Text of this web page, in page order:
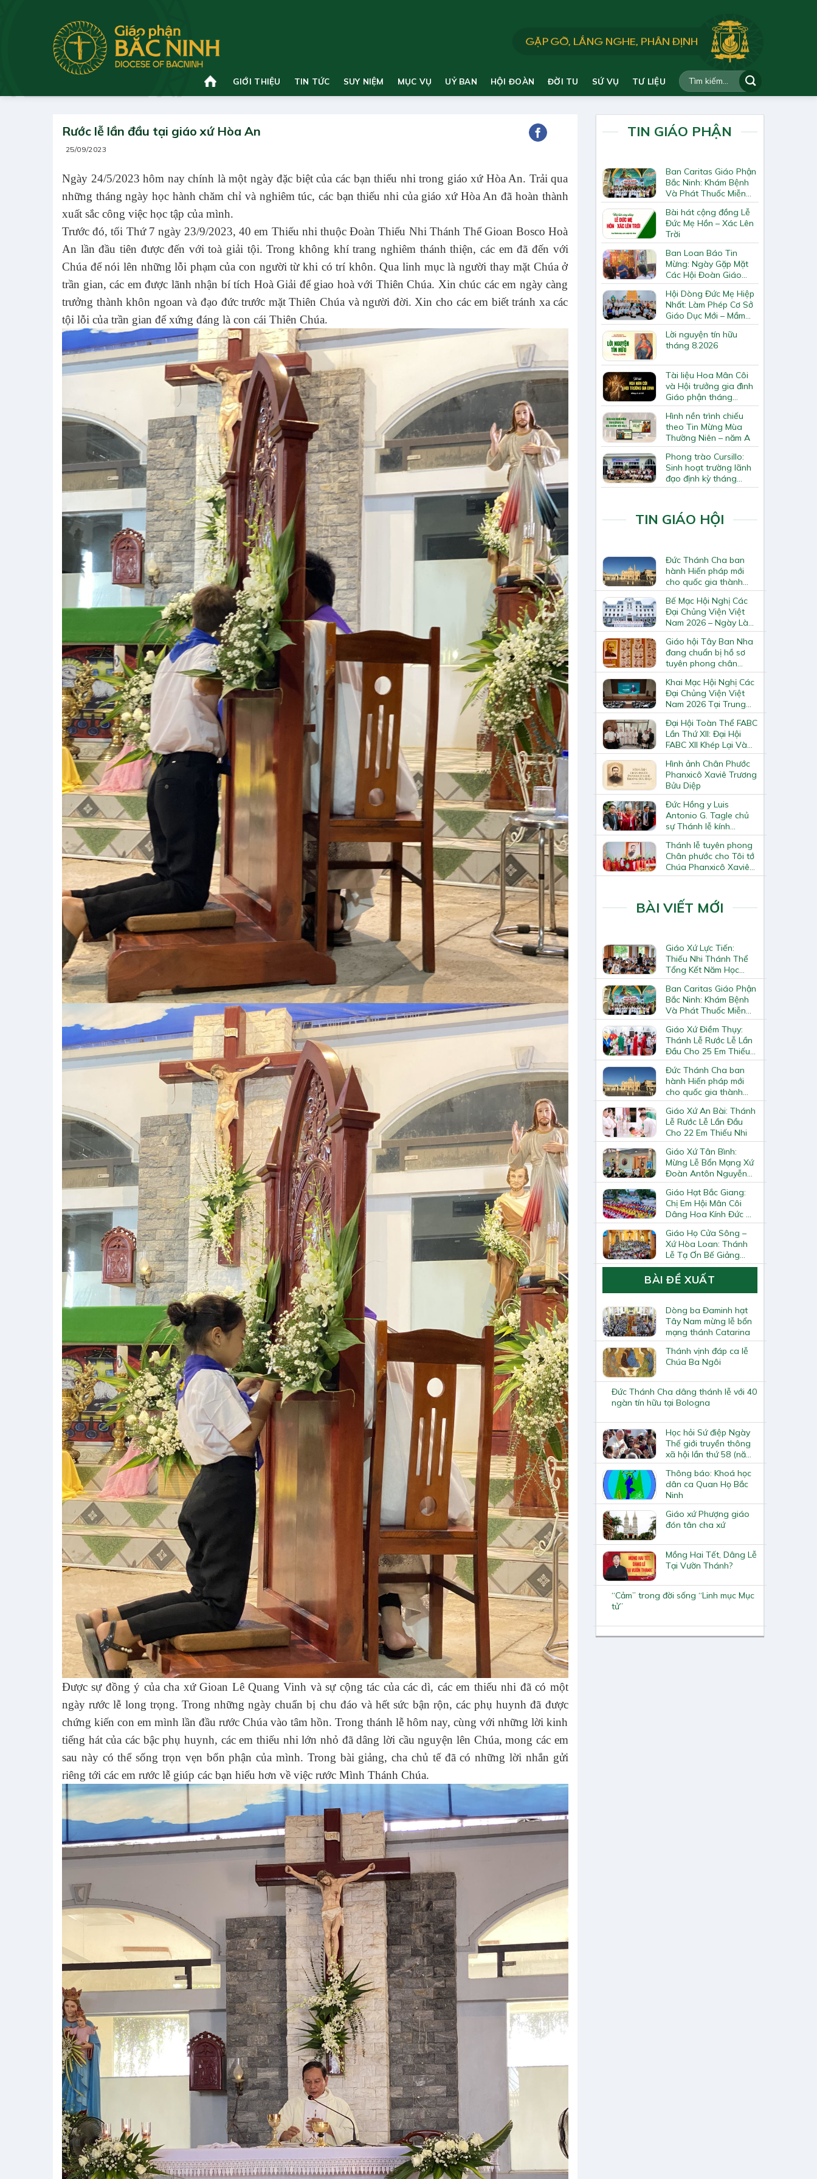
GIỚI THIỆU TIN TỨC SUY NIỆM MỤC VỤ UỶ BAN HỘI ĐOÀN ĐỜI TU SỨ VỤ TƯ LIỆU
Rước lễ lần đầu tại giáo xứ Hòa An
25/09/2023
Ngày 24/5/2023 hôm nay chính là một ngày đặc biệt của các bạn thiếu nhi trong giáo xứ Hòa An. Trải qua
những tháng ngày học hành chăm chỉ và nghiêm túc, các bạn thiếu nhi của giáo xứ Hòa An đã hoàn thành
xuất sắc công việc học tập của mình.
Trước đó, tối Thứ 7 ngày 23/9/2023, 40 em Thiếu nhi thuộc Đoàn Thiếu Nhi Thánh Thể Gioan Bosco Hoà
An lần đầu tiên được đến với toà giải tội. Trong không khí trang nghiêm thánh thiện, các em đã đến với
Chúa để nói lên những lỗi phạm của con người từ khi có trí khôn. Qua linh mục là người thay mặt Chúa ở
trần gian, các em được lãnh nhận bí tích Hoà Giải để giao hoà với Thiên Chúa. Xin chúc các em ngày càng
trưởng thành khôn ngoan và đạo đức trước mặt Thiên Chúa và người đời. Xin cho các em biết tránh xa các
tội lỗi của trần gian để xứng đáng là con cái Thiên Chúa.
Được sự đồng ý của cha xứ Gioan Lê Quang Vinh và sự cộng tác của các dì, các em thiếu nhi đã có một
ngày rước lễ long trọng. Trong những ngày chuẩn bị chu đáo và hết sức bận rộn, các phụ huynh đã được
chứng kiến con em mình lần đầu rước Chúa vào tâm hồn. Trong thánh lễ hôm nay, cùng với những lời kinh
tiếng hát của các bậc phụ huynh, các em thiếu nhi lớn nhỏ đã dâng lời cầu nguyện lên Chúa, mong các em
sau này có thể sống trọn vẹn bổn phận của mình. Trong bài giảng, cha chủ tế đã có những lời nhắn gửi
riêng tới các em rước lễ giúp các bạn hiểu hơn về việc rước Mình Thánh Chúa.
TIN GIÁO PHẬN
Ban Caritas Giáo Phận
Bắc Ninh: Khám Bệnh
Và Phát Thuốc Miễn
Phí Tại Giáo Xứ Đồng
Chương
Bài hát cộng đồng Lễ
Đức Mẹ Hồn – Xác Lên
Trời
Ban Loan Báo Tin
Mừng: Ngày Gặp Mặt
Các Hội Đoàn Giáo
Hạt Bắc Giang
Hội Dòng Đức Mẹ Hiệp
Nhất: Làm Phép Cơ Sở
Giáo Dục Mới – Mầm
Non Thiên Ân
Lời nguyện tín hữu
tháng 8.2026
Tài liệu Hoa Mân Côi
và Hội trưởng gia đình
Giáo phận tháng
8.2026
Hình nền trình chiếu
theo Tin Mừng Mùa
Thường Niên – năm A
Phong trào Cursillo:
Sinh hoạt trường lãnh
đạo định kỳ tháng
7/2026
TIN GIÁO HỘI
Đức Thánh Cha ban
hành Hiến pháp mới
cho quốc gia thành
Vatican
Bế Mạc Hội Nghị Các
Đại Chủng Viện Việt
Nam 2026 – Ngày Làm
Việc Cuối Cùng
Giáo hội Tây Ban Nha
đang chuẩn bị hồ sơ
tuyên phong chân
phước và phong thánh
cho 3.344 vị
Khai Mạc Hội Nghị Các
Đại Chủng Viện Việt
Nam 2026 Tại Trung
Tâm Mục Vụ Giáo
Phận Vinh
Đại Hội Toàn Thể FABC
Lần Thứ XII: Đại Hội
FABC XII Khép Lại Và
Mở Ra Một Hành Trình
Mới Cho Giáo Hội Tại
Châu Á
Hình ảnh Chân Phước
Phanxicô Xaviê Trương
Bửu Diệp
Đức Hồng y Luis
Antonio G. Tagle chủ
sự Thánh lễ kính
Thánh Tô-ma Tông đồ
tại Nhà thờ Chính tòa
Hà Nội
Thánh lễ tuyên phong
Chân phước cho Tôi tớ
Chúa Phanxicô Xaviê
Trương Bửu Diệp
BÀI VIẾT MỚI
Giáo Xứ Lực Tiến:
Thiếu Nhi Thánh Thể
Tổng Kết Năm Học
Giáo Lý
Ban Caritas Giáo Phận
Bắc Ninh: Khám Bệnh
Và Phát Thuốc Miễn
Phí Tại Giáo Xứ Đồng
Chương
Giáo Xứ Điềm Thụy:
Thánh Lễ Rước Lễ Lần
Đầu Cho 25 Em Thiếu
Nhi
Đức Thánh Cha ban
hành Hiến pháp mới
cho quốc gia thành
Vatican
Giáo Xứ An Bài: Thánh
Lễ Rước Lễ Lần Đầu
Cho 22 Em Thiếu Nhi
Giáo Xứ Tân Bình:
Mừng Lễ Bổn Mạng Xứ
Đoàn Antôn Nguyễn
Tiến Đích Và Bế Giảng
Năm Học Giáo Lý
2025–2026
Giáo Hạt Bắc Giang:
Chị Em Hội Mân Côi
Dâng Hoa Kính Đức Mẹ
Tại Trung Tâm Thánh
Mẫu Từ Phong
Giáo Họ Cửa Sông –
Xứ Hòa Loan: Thánh
Lễ Tạ Ơn Bế Giảng
Năm Học Giáo Lý Và
Trao Chứng Chỉ Giáo
BÀI ĐỀ XUẤT
Dòng ba Đaminh hạt
Tây Nam mừng lễ bổn
mạng thánh Catarina
Thánh vịnh đáp ca lễ
Chúa Ba Ngôi
Đức Thánh Cha dâng thánh lễ với 40
ngàn tín hữu tại Bologna
Học hỏi Sứ điệp Ngày
Thế giới truyền thông
xã hội lần thứ 58 (năm
2024)
Thông báo: Khoá học
dân ca Quan Họ Bắc
Ninh
Giáo xứ Phượng giáo
đón tân cha xứ
Mồng Hai Tết, Dâng Lễ
Tại Vườn Thánh?
“Cảm” trong đời sống “Linh mục Mục
tử”